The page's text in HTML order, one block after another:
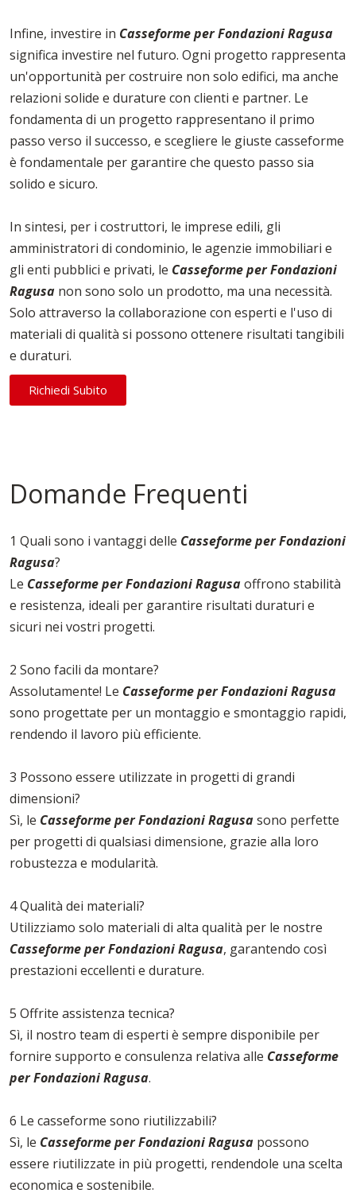
Infine, investire in Casseforme per Fondazioni Ragusa
significa investire nel futuro. Ogni progetto rappresenta
un'opportunità per costruire non solo edifici, ma anche
relazioni solide e durature con clienti e partner. Le
fondamenta di un progetto rappresentano il primo
passo verso il successo, e scegliere le giuste casseforme
è fondamentale per garantire che questo passo sia
solido e sicuro.
In sintesi, per i costruttori, le imprese edili, gli
amministratori di condominio, le agenzie immobiliari e
gli enti pubblici e privati, le Casseforme per Fondazioni
Ragusa non sono solo un prodotto, ma una necessità.
Solo attraverso la collaborazione con esperti e l'uso di
materiali di qualità si possono ottenere risultati tangibili
e duraturi.
Richiedi Subito
Domande Frequenti
1 Quali sono i vantaggi delle Casseforme per Fondazioni
Ragusa?
Le Casseforme per Fondazioni Ragusaoffrono stabilità
e resistenza, ideali per garantire risultati duraturi e
sicuri nei vostri progetti.
2 Sono facili da montare?
Assolutamente! Le Casseforme per Fondazioni Ragusa
sono progettate per un montaggio e smontaggio rapidi,
rendendo il lavoro più efficiente.
3 Possono essere utilizzate in progetti di grandi
dimensioni?
Sì, le Casseforme per Fondazioni Ragusasono perfette
per progetti di qualsiasi dimensione, grazie alla loro
robustezza e modularità.
4 Qualità dei materiali?
Utilizziamo solo materiali di alta qualità per le nostre
Casseforme per Fondazioni Ragusa, garantendo così
prestazioni eccellenti e durature.
5 Offrite assistenza tecnica?
Sì, il nostro team di esperti è sempre disponibile per
fornire supporto e consulenza relativa alle Casseforme
per Fondazioni Ragusa.
6 Le casseforme sono riutilizzabili?
Sì, le Casseforme per Fondazioni Ragusa possono
essere riutilizzate in più progetti, rendendole una scelta
economica e sostenibile.